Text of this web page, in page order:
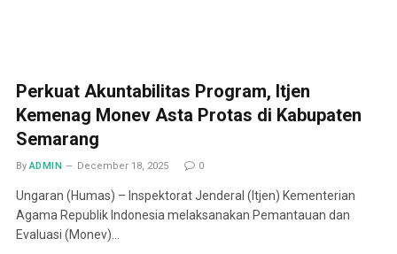
Perkuat Akuntabilitas Program, Itjen
Kemenag Monev Asta Protas di Kabupaten
Semarang
By ADMIN December 18, 2025 0
Ungaran (Humas) – Inspektorat Jenderal (Itjen) Kementerian
Agama Republik Indonesia melaksanakan Pemantauan dan
Evaluasi (Monev)…